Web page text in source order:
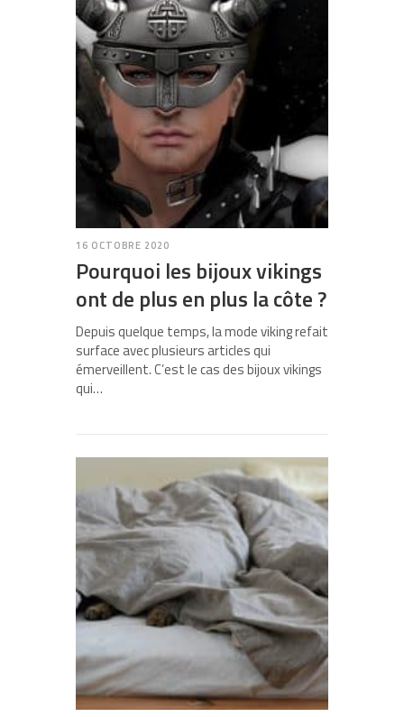
16 OCTOBRE 2020
Pourquoi les bijoux vikings
ont de plus en plus la côte ?
Depuis quelque temps, la mode viking refait
surface avec plusieurs articles qui
émerveillent. C’est le cas des bijoux vikings
qui…